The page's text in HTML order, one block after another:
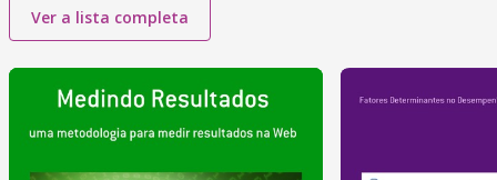
Ver a lista completa